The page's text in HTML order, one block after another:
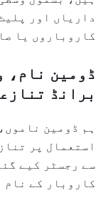
داریاں اور
کاروباروں یا
ڈومین نام،
برانڈ
ہم ڈومین
استعمال پر
سے رجسٹر کیے
کاروبار کے نام